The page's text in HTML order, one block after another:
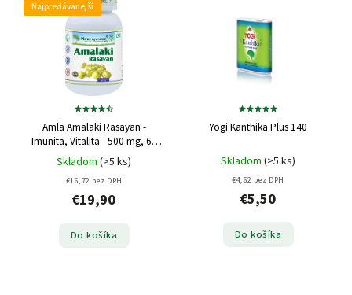
Najpredávanejší
Amla Amalaki Rasayan -
Imunita, Vitalita - 500 mg, 60
kapsúl
Skladom (>5 ks)
€16,72 bez DPH
€19,90
Do košíka
Yogi Kanthika Plus 140
Skladom (>5 ks)
€4,62 bez DPH
€5,50
Do košíka